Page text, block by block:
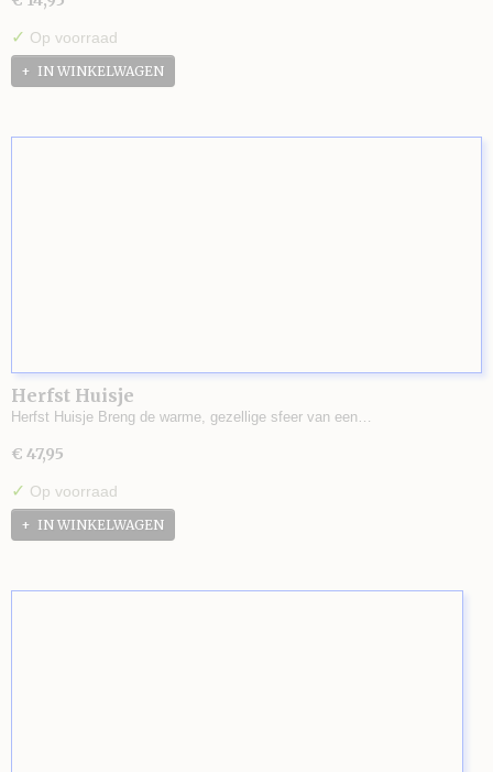
✓ Op voorraad
IN WINKELWAGEN
Herfst Huisje
Herfst Huisje Breng de warme, gezellige sfeer van een…
€ 47,95
✓ Op voorraad
IN WINKELWAGEN